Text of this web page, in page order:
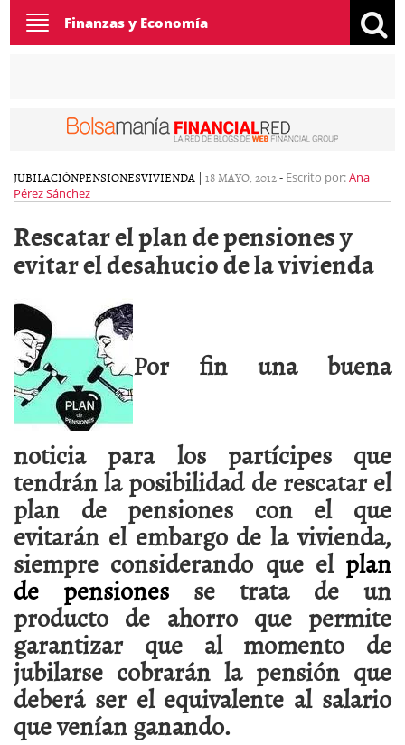
Toggle
navigation
Finanzas y Economía
JUBILACIÓNPENSIONESVIVIENDA | 18 MAYO, 2012- Escrito por:Ana
Pérez Sánchez
Rescatar el plan de pensiones y
evitar el desahucio de la vivienda
Por fin una buena
noticia para los partícipes que
tendrán la posibilidad de rescatar el
plan de pensiones con el que
evitarán el embargo de la vivienda,
siempre considerando que el plan
de pensiones se trata de un
producto de ahorro que permite
garantizar que al momento de
jubilarse cobrarán la pensión que
deberá ser el equivalente al salario
que venían ganando.